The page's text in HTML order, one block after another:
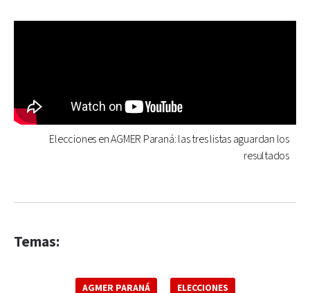
Elecciones en AGMER Paraná: las tres listas aguardan los
resultados
Temas:
AGMER PARANÁ ELECCIONES